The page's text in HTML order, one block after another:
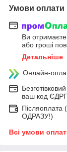
Умови оплати
Ви
або гроші
Детальніше
Онлайн-
ваш код
ОДРАЗУ!)
Всі умови